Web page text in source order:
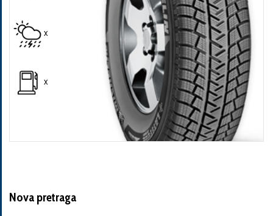
X
X
Nova pretraga